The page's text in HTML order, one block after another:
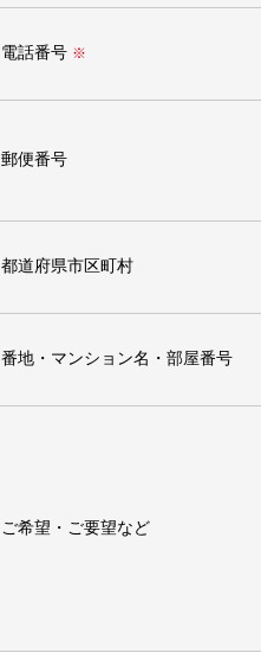
電話番号 ※
郵便番号
都道府県市区町村
番地・マンション名・部屋番号
ご希望・ご要望など